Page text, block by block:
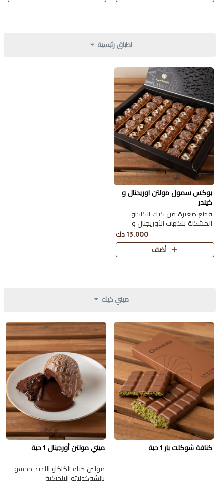
اطباق رئيسية
بوكس سمول مولتن اوريجنال و
كيندر
قطع صغيرة من كيك الكاكاو
المشكلة بنكهات الأوريجنال و
13.000 دك
أضف
ميني كيك
كنافة شوكلت بار 1 حبة ميني مولتن أورجينال 1 حبة
مولتن كيك الكاكاو اللذيذ محشو
بالشوكولاته البلجيكية